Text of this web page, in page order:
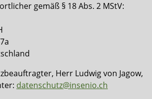
gemäß § 18 Abs. 2 MStV:
Herr Ludwig von Jagow,
datenschutz@insenio.ch